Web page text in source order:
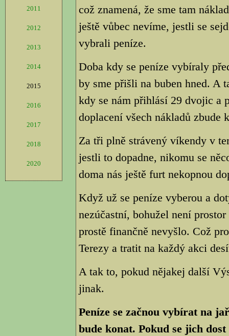
2011
2012
2013
2014
2015
2016
2017
2018
2020
což znamená, že sme tam
ještě vůbec nevíme, jestli se
vybrali peníze.
Doba kdy se peníze vybíraly
by sme přišli na buben hned. A
kdy se nám přihlásí 29 dvojic a
doplacení všech nákladů zbude
Za tři plně strávený víkendy v
jestli to dopadne, nikomu se
doma nás ještě furt nekopnou
Když už se peníze vyberou a
nezúčastní, bohužel není
prostě finančně nevyšlo. Což
Terezy a tratit na každý akci
A tak to, pokud nějakej další
jinak.
Peníze se začnou vybírat na
bude konat. Pokud se jich